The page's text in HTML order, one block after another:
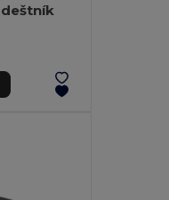
deštník